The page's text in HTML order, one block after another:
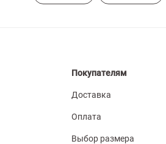
Покупателям
Доставка
Оплата
Выбор размера